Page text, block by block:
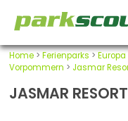
Home> Ferienparks > Europa
Vorpommern > Jasmar
JASMAR